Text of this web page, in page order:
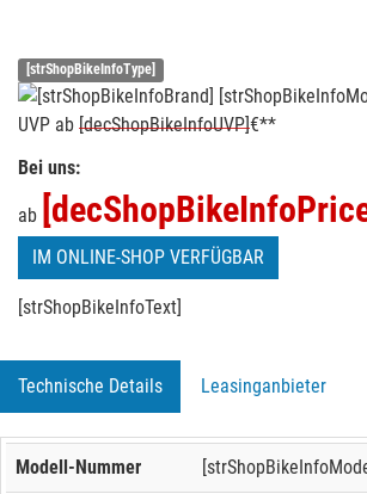
[strShopBikeInfoType]
UVP ab [decShopBikeInfoUVP]€**
Bei uns:
ab
IM ONLINE-SHOP VERFÜGBAR
[strShopBikeInfoText]
Technische Details Leasinganbieter
Modell-Nummer